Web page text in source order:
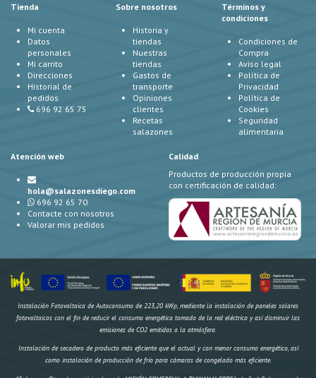
Tienda
Mi cuenta
Datos
personales
Mi carrito
Direcciones
Historial de
pedidos
696 92 65 75
Sobre nosotros
Historia y
tiendas
Nuestras
tiendas
Gastos de
transporte
Opiniones
clientes
Recetas
salazones
Términos y
condiciones
Condiciones de
Compra
Aviso legal
Política de
Privacidad
Política de
Cookies
Seguridad
alimentaria
Atención web
hola@salazonesdiego.com
696 92 65 70
Contacte con nosotros
Valorar mis pedidos
Calidad
Productos de producción propia
con certificación de calidad:
Instalación Fotovoltaica de Autoconsumo de 223,20 kWp, mediante la instalación de paneles solares
fotovoltaicos con el fin de reducir el consumo energético tomado de la red eléctrica y así disminuir las
emisiones de CO2 emitidas a la atmósfera.
Instalación de secadero de producto más eficiente que el actual y con menor consumo energético, así
como instalación de producción de frío para cámaras de congelado más eficiente.